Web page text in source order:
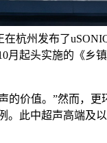
在杭州发布了
月起头实施的《乡
值。”然而，更
。此中超声高端及